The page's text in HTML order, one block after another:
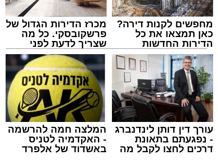
מחפשים לקנות דירה?
כאן תמצאו את כל
הדירות החדשות
למכירה באשדוד >>>
מכרז הדירות הגדול של
פרשקובסקי. כל מה
שצריך לדעת לפני
שמגישים הצעה לדירה
באשדוד
עורך דין דותן לינדנברג
- נפגעתם בתאונת
דרכים לחצו לקבל מה
המלצה חמה להרשמה
- האקדמיה לטניס
באשדוד של אלפרד